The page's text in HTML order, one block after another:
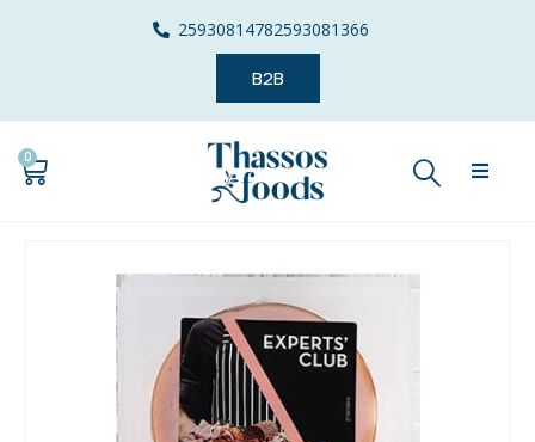
25930814782593081366
B2B
0